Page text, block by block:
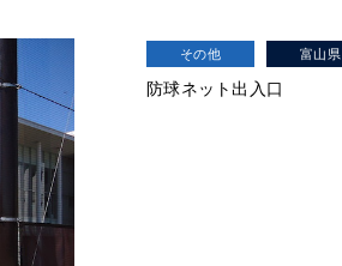
その他 富山県
防球ネット出入口